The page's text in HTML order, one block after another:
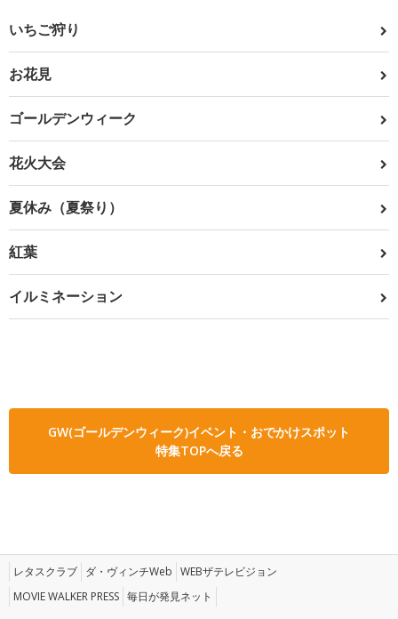
いちご狩り
お花見
ゴールデンウィーク
花火大会
夏休み（夏祭り）
紅葉
イルミネーション
GW(ゴールデンウィーク)イベント・おでかけスポット
特集TOPへ戻る
レタスクラブ ダ・ヴィンチWeb WEBザテレビジョン
MOVIE WALKER PRESS 毎日が発見ネット